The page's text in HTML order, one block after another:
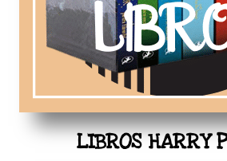
LIBROS HARRY